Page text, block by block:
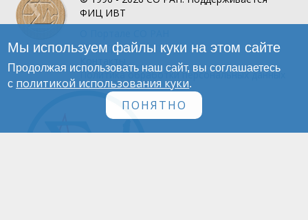
ФИЦ ИВТ
Инфографика
Политика обработки персональных данных
Мы используем файлы куки на этом сайте
Продолжая использовать наш сайт, вы соглашаетесь
с политикой использования куки.
ПОНЯТНО